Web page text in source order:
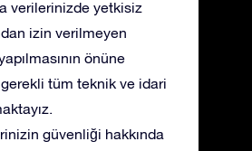
verilerinizde yetkisiz
izin verilmeyen
önüne
tüm teknik ve idari
güvenliği hakkında